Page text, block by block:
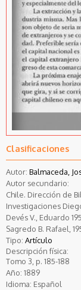
Clasificaciones
Autor: Balmaceda,
Autor secundario:
Chile. Dirección de
Investigaciones
Devés V., Eduardo
Sagredo B. Rafael,
Tipo: Artículo
Descripción física:
Tomo 3, p. 185-188
Año: 1889
Idioma: Español